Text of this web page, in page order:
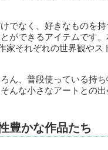
でなく、好きなものを
ができるアイテムです
家それぞれの世界観や
ん、普段使っている持
んな小さなアートとの出
豊かな作品たち